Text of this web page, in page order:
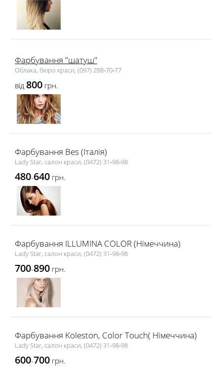
Фарбування "шатуш"
Облака, бюро краси, (097) 288‑70‑77
від 800 грн.
Фарбування Bes (Італія)
Lady Star, салон краси, (0472) 31‑98‑98
480-640 грн.
Фарбування ILLUMINA COLOR (Німеччина)
Lady Star, салон краси, (0472) 31‑98‑98
700-890 грн.
Фарбування Koleston, Color Touch( Німеччина)
Lady Star, салон краси, (0472) 31‑98‑98
600-700 грн.